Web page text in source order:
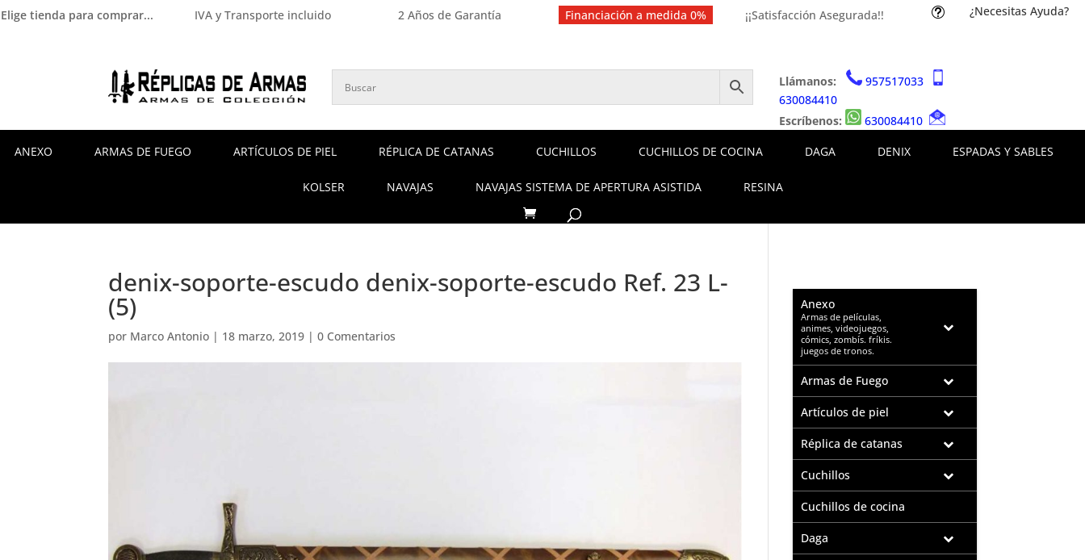
Elige tienda para comprar... IVA y Transporte incluido 2 Años de Garantía Financiación a medida 0% ¡¡Satisfacción Asegurada!! t ¿Necesitas Ayuda?
Llámanos:
957517033
630084410
Escríbenos:
630084410
ANEXO ARMAS DE FUEGO ARTÍCULOS DE PIEL RÉPLICA DE CATANAS CUCHILLOS CUCHILLOS DE COCINA DAGA DENIX ESPADAS Y SABLES
KOLSER NAVAJAS NAVAJAS SISTEMA DE APERTURA ASISTIDA RESINA
denix-soporte-escudo denix-soporte-escudo Ref. 23 L-
(5)
por Marco Antonio | 18 marzo, 2019 |0 Comentarios
Anexo
–
Armas de películas,
animes, videojuegos,
cómics, zombís. fríkis.
juegos de tronos.
Armas de Fuego
Artículos de piel
Réplica de catanas
Cuchillos
Cuchillos de cocina
Daga